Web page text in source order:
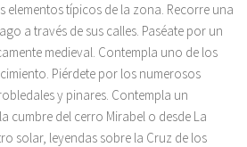
elementos típicos de la zona. Recorre una
a través de sus calles. Paséate por un
medieval. Contempla uno de los
Piérdete por los numerosos
y pinares. Contempla un
cumbre del cerro Mirabel o desde La
solar, leyendas sobre la Cruz de los